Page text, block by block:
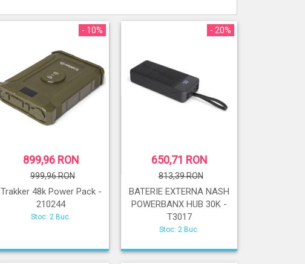
- 10%
899,96 RON
999,96 RON
Trakker 48k Power Pack -
210244
Stoc: 2 Buc.
- 20%
650,71 RON
813,39 RON
BATERIE EXTERNA NASH
POWERBANX HUB 30K -
T3017
Stoc: 2 Buc.